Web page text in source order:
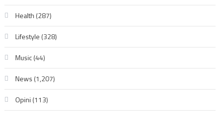
Health (287)
Lifestyle (328)
Music(44)
News (1,207)
Opini (113)